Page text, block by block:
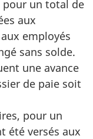
pour un total de
aux
employés
sans solde.
une avance
de paie soit
pour un
été versés aux